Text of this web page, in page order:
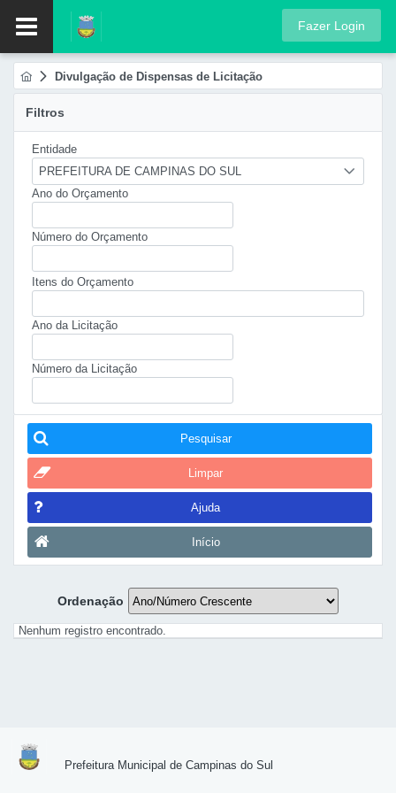
Fazer Login
Divulgação de Dispensas de Licitação
Filtros
Entidade
PREFEITURA DE CAMPINAS DO SUL
Ano do Orçamento
Número do Orçamento
Itens do Orçamento
Ano da Licitação
Número da Licitação
Pesquisar
Limpar
Ajuda
Início
Ordenação
Nenhum registro encontrado.
Prefeitura Municipal de Campinas do Sul